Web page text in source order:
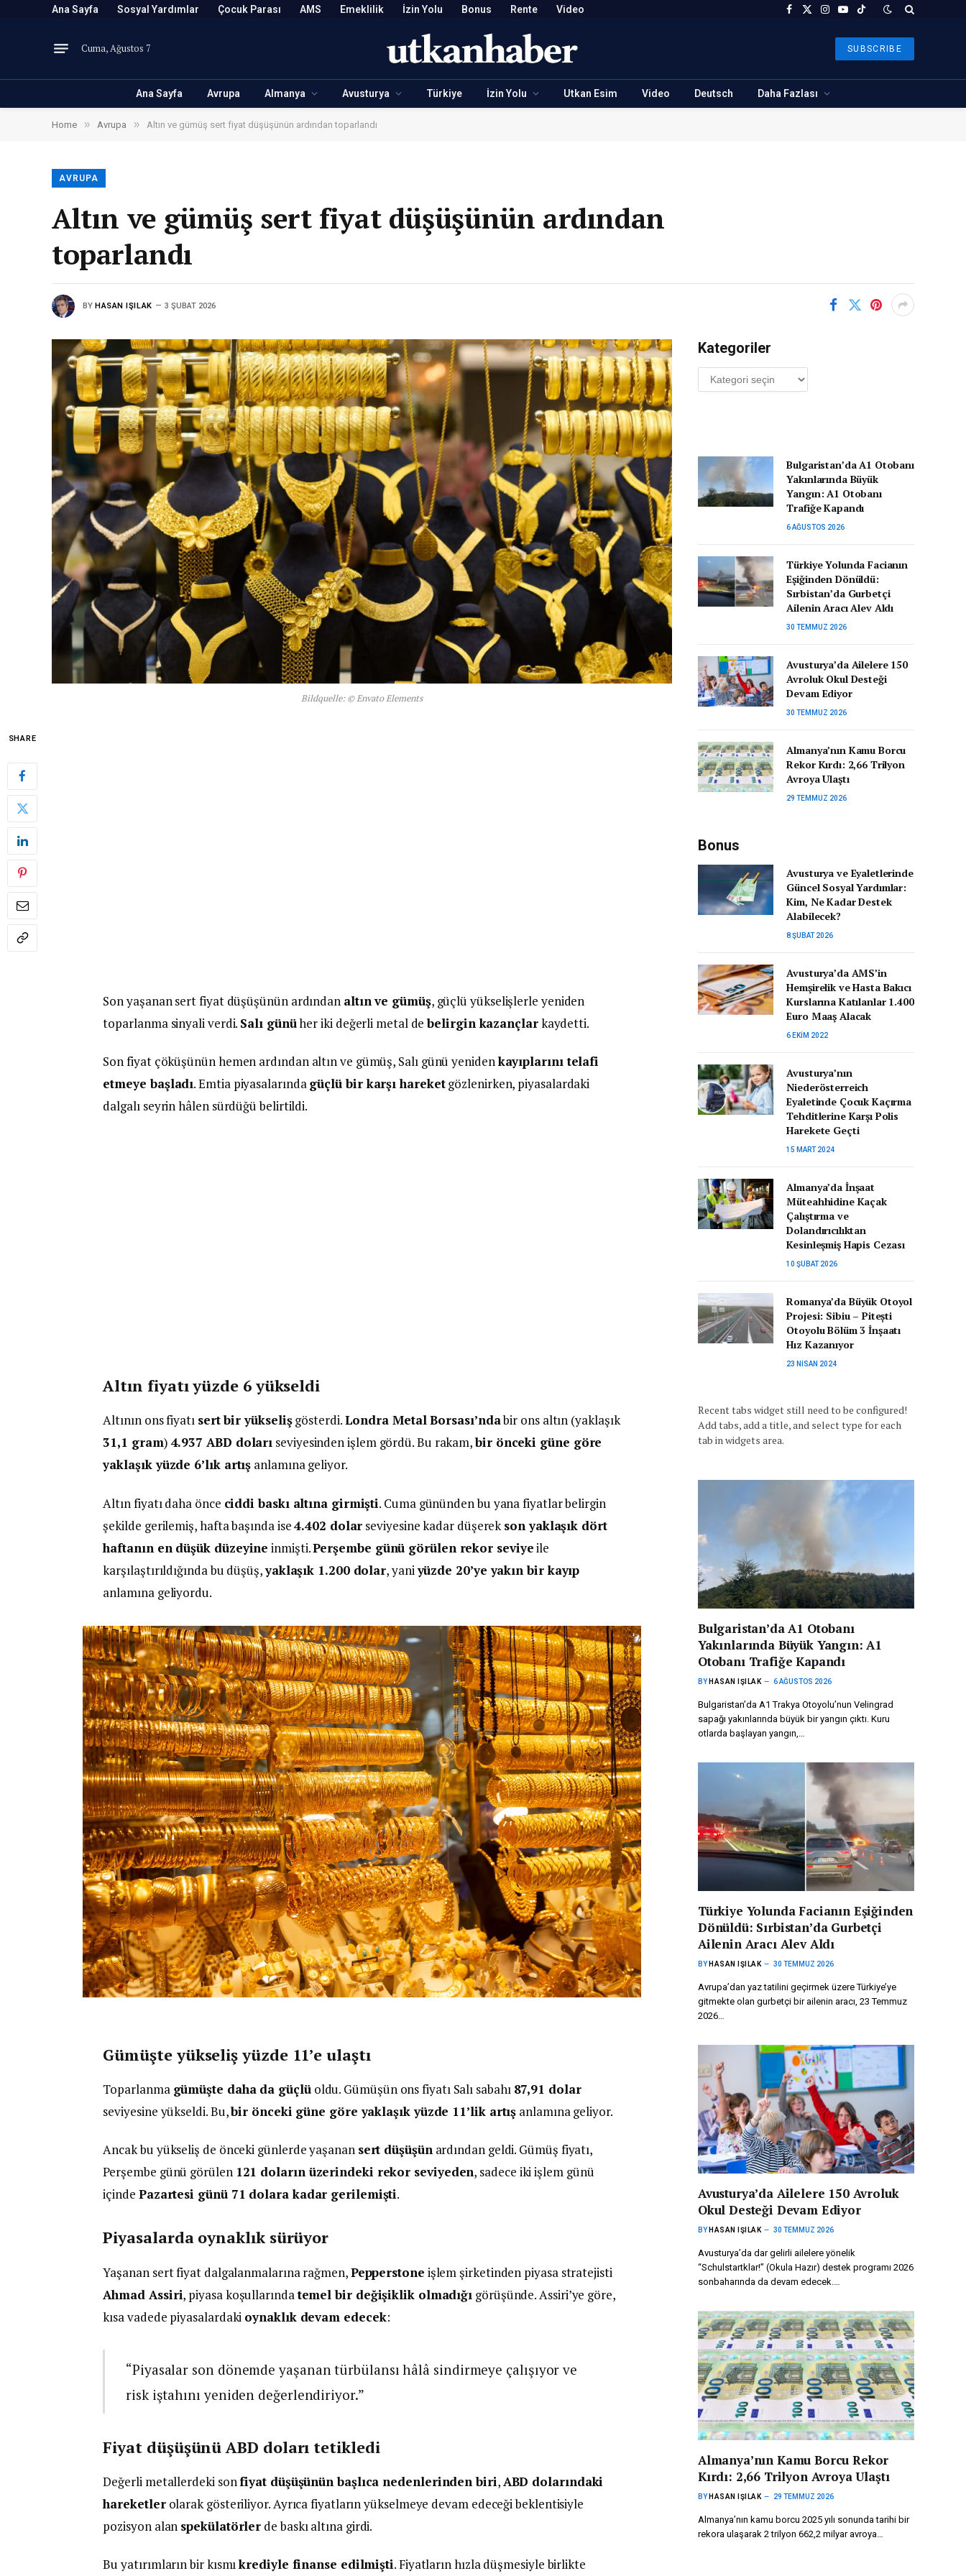
Ana Sayfa Sosyal Yardımlar Çocuk Parası AMS Emeklilik İzin Yolu Bonus Rente Video Facebook
X
Instagram
YouTubeTikTok
Cuma, Ağustos 7 SUBSCRIBE
Ana Sayfa Avrupa Almanya Avusturya Türkiye İzin Yolu Utkan Esim Video Deutsch Daha Fazlası
Home » Avrupa » Altın ve gümüş sert fiyat düşüşünün ardından toparlandı
AVRUPA
Altın ve gümüş sert fiyat düşüşünün ardından
toparlandı
BY HASAN IŞILAK 3 ŞUBAT 2026
Bildquelle: © Envato Elements
SHARE
Son yaşanan sert fiyat düşüşünün ardından altın ve gümüş, güçlü yükselişlerle yeniden
toparlanma sinyali verdi. Salı günüher iki değerli metal debelirgin kazançlarkaydetti.
Son fiyat çöküşünün hemen ardından altın ve gümüş, Salı günü yenidenkayıplarını telafi
etmeye başladı. Emtia piyasalarındagüçlü bir karşı hareketgözlenirken, piyasalardaki
dalgalı seyrin hâlen sürdüğü belirtildi.
Altın fiyatı yüzde 6 yükseldi
Altının ons fiyatı sert bir yükselişgösterdi.Londra Metal Borsası’ndabir ons altın (yaklaşık
31,1 gram) 4.937 ABD doları seviyesinden işlem gördü. Bu rakam,bir önceki güne göre
yaklaşık yüzde 6’lık artış anlamına geliyor.
Altın fiyatı daha önce ciddi baskı altına girmişti. Cuma gününden bu yana fiyatlar belirgin
şekilde gerilemiş, hafta başında ise4.402 dolar seviyesine kadar düşerek son yaklaşık dört
haftanın en düşük düzeyine inmişti.Perşembe günü görülen rekor seviyeile
karşılaştırıldığında bu düşüş,yaklaşık 1.200 dolar, yaniyüzde 20’ye yakın bir kayıp
anlamına geliyordu.
Gümüşte yükseliş yüzde 11’e ulaştı
Toparlanma gümüşte daha da güçlüoldu. Gümüşün ons fiyatı Salı sabahı 87,91 dolar
seviyesine yükseldi. Bu,bir önceki güne göre yaklaşık yüzde 11’lik artış anlamına geliyor.
Ancak bu yükseliş de önceki günlerde yaşanan sert düşüşünardından geldi. Gümüş fiyatı,
Perşembe günü görülen 121 doların üzerindeki rekor seviyeden, sadece iki işlem günü
içinde Pazartesi günü 71 dolara kadar gerilemişti.
Piyasalarda oynaklık sürüyor
Yaşanan sert fiyat dalgalanmalarına rağmen,Pepperstone işlem şirketinden piyasa stratejisti
Ahmad Assiri, piyasa koşullarındatemel bir değişiklik olmadığı görüşünde. Assiri’ye göre,
kısa vadede piyasalardaki oynaklık devam edecek:
“Piyasalar son dönemde yaşanan türbülansı hâlâ sindirmeye çalışıyor ve
risk iştahını yeniden değerlendiriyor.”
Fiyat düşüşünü ABD doları tetikledi
Değerli metallerdeki sonfiyat düşüşünün başlıca nedenlerinden biri,ABD dolarındaki
hareketlerolarak gösteriliyor. Ayrıca fiyatların yükselmeye devam edeceği beklentisiyle
pozisyon alan spekülatörler de baskı altına girdi.
Bu yatırımların bir kısmıkrediyle finanse edilmişti. Fiyatların hızla düşmesiyle birlikte
Kategoriler
Kategoriler
Bulgaristan’da A1 Otobanı
Yakınlarında Büyük
Yangın: A1 Otobanı
Trafiğe Kapandı
6 AĞUSTOS 2026
Türkiye Yolunda Facianın
Eşiğinden Dönüldü:
Sırbistan’da Gurbetçi
Ailenin Aracı Alev Aldı
30 TEMMUZ 2026
Avusturya’da Ailelere 150
Avroluk Okul Desteği
Devam Ediyor
30 TEMMUZ 2026
Almanya’nın Kamu Borcu
Rekor Kırdı: 2,66 Trilyon
Avroya Ulaştı
29 TEMMUZ 2026
Bonus
Avusturya ve Eyaletlerinde
Güncel Sosyal Yardımlar:
Kim, Ne Kadar Destek
Alabilecek?
8 ŞUBAT 2026
Avusturya’da AMS’in
Hemşirelik ve Hasta Bakıcı
Kurslarına Katılanlar 1.400
Euro Maaş Alacak
6 EKIM 2022
Avusturya’nın
Niederösterreich
Eyaletinde Çocuk Kaçırma
Tehditlerine Karşı Polis
Harekete Geçti
15 MART 2024
Almanya’da İnşaat
Müteahhidine Kaçak
Çalıştırma ve
Dolandırıcılıktan
Kesinleşmiş Hapis Cezası
10 ŞUBAT 2026
Romanya’da Büyük Otoyol
Projesi: Sibiu – Pitești
Otoyolu Bölüm 3 İnşaatı
Hız Kazanıyor
23 NISAN 2024
Recent tabs widget still need to be configured!
Add tabs, add a title, and select type for each
tab in widgets area.
Bulgaristan’da A1 Otobanı
Yakınlarında Büyük Yangın: A1
Otobanı Trafiğe Kapandı
BY HASAN IŞILAK 6 AĞUSTOS 2026
Bulgaristan’da A1 Trakya Otoyolu’nun Velingrad
sapağı yakınlarında büyük bir yangın çıktı. Kuru
otlarda başlayan yangın,…
Türkiye Yolunda Facianın Eşiğinden
Dönüldü: Sırbistan’da Gurbetçi
Ailenin Aracı Alev Aldı
BY HASAN IŞILAK 30 TEMMUZ 2026
Avrupa’dan yaz tatilini geçirmek üzere Türkiye’ye
gitmekte olan gurbetçi bir ailenin aracı, 23 Temmuz
2026…
Avusturya’da Ailelere 150 Avroluk
Okul Desteği Devam Ediyor
BY HASAN IŞILAK 30 TEMMUZ 2026
Avusturya’da dar gelirli ailelere yönelik
“Schulstartklar!” (Okula Hazır) destek programı 2026
sonbaharında da devam edecek.…
Almanya’nın Kamu Borcu Rekor
Kırdı: 2,66 Trilyon Avroya Ulaştı
BY HASAN IŞILAK 29 TEMMUZ 2026
Almanya’nın kamu borcu 2025 yılı sonunda tarihi bir
rekora ulaşarak 2 trilyon 662,2 milyar avroya…